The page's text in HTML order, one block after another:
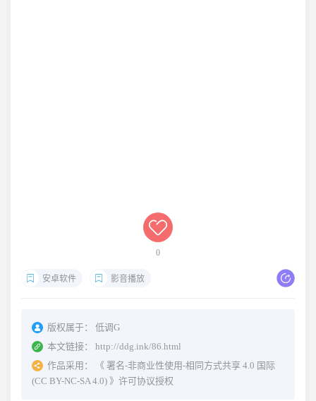
0
安卓软件 影音播放
版权属于：
低调G
本文链接：
http://ddg.ink/86.html
作品采用：
《 署名-非商业性使用-相同方式共享 4.0 国际
(CC BY-NC-SA 4.0) 》许可协议授权